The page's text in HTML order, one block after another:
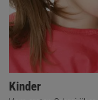
Kinder